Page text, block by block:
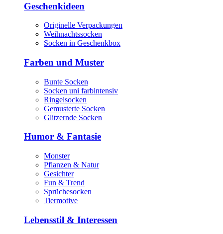
Geschenkideen
Originelle Verpackungen
Weihnachtssocken
Socken in Geschenkbox
Farben und Muster
Bunte Socken
Socken uni farbintensiv
Ringelsocken
Gemusterte Socken
Glitzernde Socken
Humor & Fantasie
Monster
Pflanzen & Natur
Gesichter
Fun & Trend
Sprüchesocken
Tiermotive
Lebensstil & Interessen